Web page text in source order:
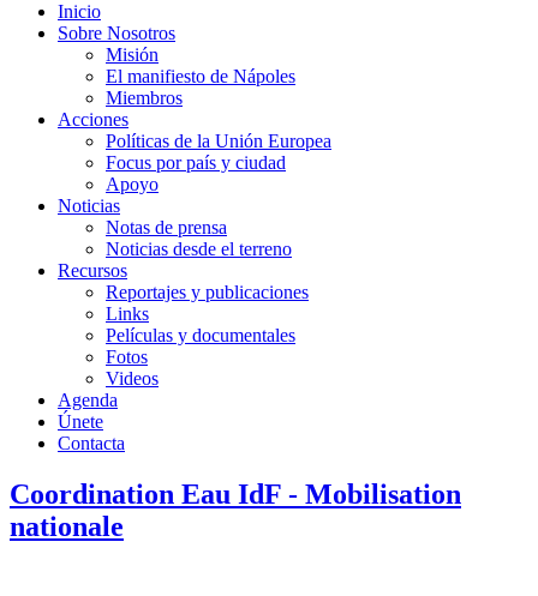
Inicio
Sobre Nosotros
Misión
El manifiesto de Nápoles
Miembros
Acciones
Políticas de la Unión Europea
Focus por país y ciudad
Apoyo
Noticias
Notas de prensa
Noticias desde el terreno
Recursos
Reportajes y publicaciones
Links
Películas y documentales
Fotos
Videos
Agenda
Únete
Contacta
Coordination Eau IdF - Mobilisation
nationale